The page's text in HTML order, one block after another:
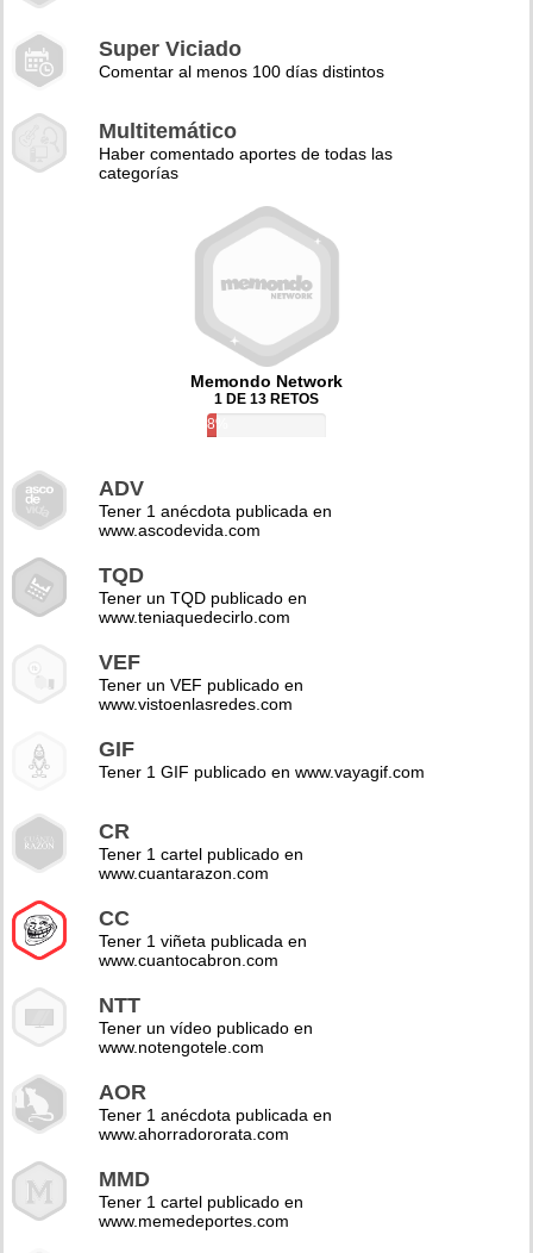
Super Viciado
Comentar al menos 100 días distintos
Multitemático
Haber comentado aportes de todas las
categorías
Memondo Network
1 DE 13 RETOS
8%
ADV
Tener 1 anécdota publicada en
www.ascodevida.com
TQD
Tener un TQD publicado en
www.teniaquedecirlo.com
VEF
Tener un VEF publicado en
www.vistoenlasredes.com
GIF
Tener 1 GIF publicado en www.vayagif.com
CR
Tener 1 cartel publicado en
www.cuantarazon.com
CC
Tener 1 viñeta publicada en
www.cuantocabron.com
NTT
Tener un vídeo publicado en
www.notengotele.com
AOR
Tener 1 anécdota publicada en
www.ahorradororata.com
MMD
Tener 1 cartel publicado en
www.memedeportes.com